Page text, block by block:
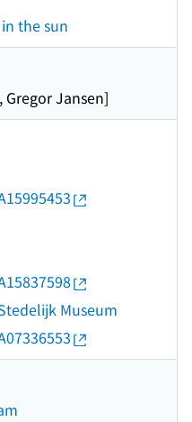
the sun
Jansen]
Museum